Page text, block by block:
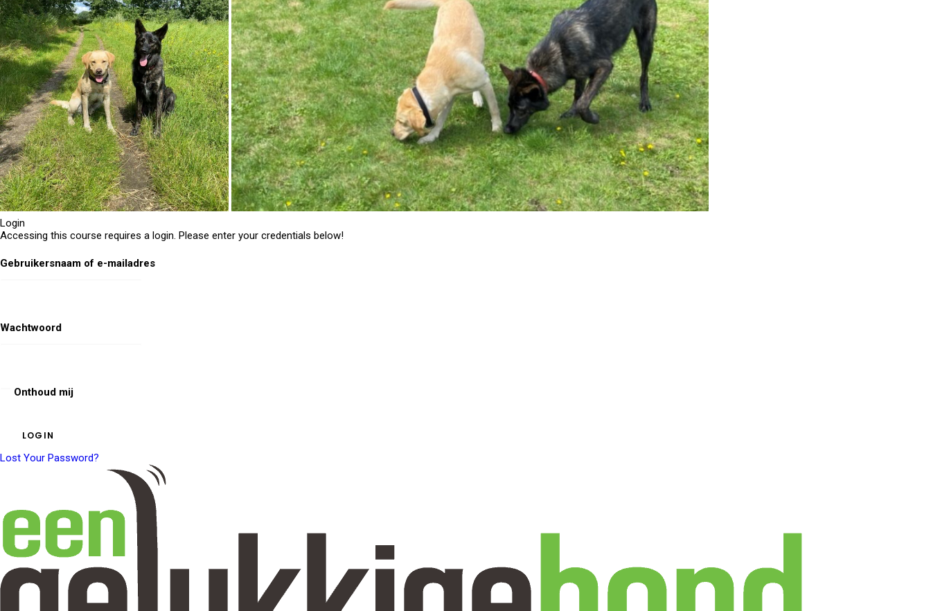
Login
Accessing this course requires a login. Please enter your credentials below!
Gebruikersnaam of e-mailadres
Wachtwoord
Onthoud mij
Lost Your Password?